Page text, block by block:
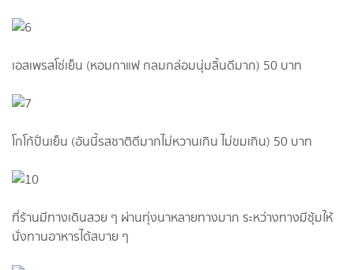
เอสเพรสโซ่เย็น (หอมกาแฟ กลมกล่อมนุ่มลิ้นดีมาก) 50 บาท
โกโก้ปั่นเย็น (อันนี้รสชาติดีมากไม่หวานเกิน ไม่ขมเกิน) 50 บาท
ที่ร้านมีทางเดินสวย ๆ ผ่านทุ่งนาหลายทางมาก ระหว่างทางมีซุ้มให้
นั่งทานอาหารได้สบาย ๆ